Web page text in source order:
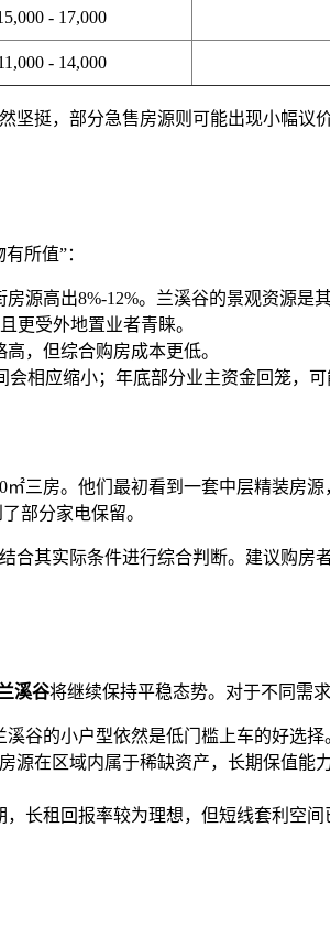
- 17,000
- 14,000
坚挺，部分急售房源则可能出现小幅
所值”：
源高出8%-12%。兰溪谷的景观资源是其
更受外地置业者青睐。
，但综合购房成本更低。
会相应缩小；年底部分业主资金回笼，可
三房。他们最初看到一套中层精装房源
部分家电保留。
合其实际条件进行综合判断。建议购
溪谷将继续保持平稳态势。对于不同需
谷的小户型依然是低门槛上车的好选择
源在区域内属于稀缺资产，长期保值能
长租回报率较为理想，但短线套利空